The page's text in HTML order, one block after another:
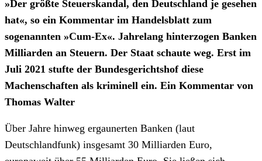
»Der größte Steuerskandal, den Deutschland je gesehen
hat«, so ein Kommentar im Handelsblatt zum
sogenannten »Cum-Ex«. Jahrelang hinterzogen Banken
Milliarden an Steuern. Der Staat schaute weg. Erst im
Juli 2021 stufte der Bundesgerichtshof diese
Machenschaften als kriminell ein. Ein Kommentar von
Thomas Walter
Über Jahre hinweg ergaunerten Banken (laut
Deutschlandfunk) insgesamt 30 Milliarden Euro,